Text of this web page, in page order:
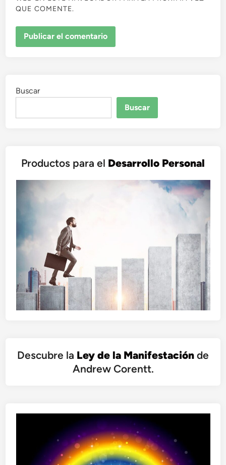
QUE COMENTE.
Buscar
Buscar
Productos para el Desarrollo Personal
Descubre la Ley de la Manifestación de
Andrew Corentt.